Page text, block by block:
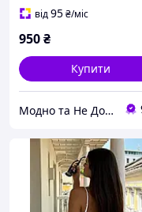
від95₴/міс
950₴
Купити
Модно та Не Дорого